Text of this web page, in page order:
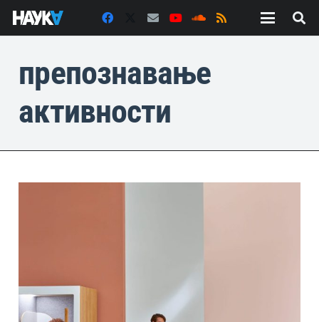
препознавање
активности